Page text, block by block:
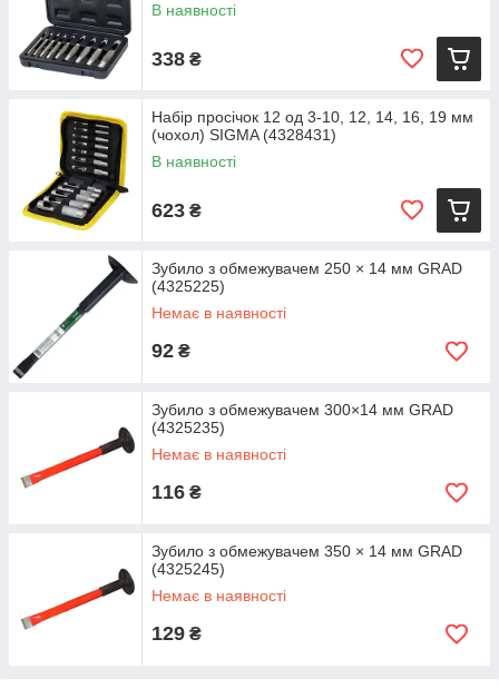
В наявності
338 ₴
Набір просічок 12 од 3-10, 12, 14, 16, 19 мм
(чохол) SIGMA (4328431)
В наявності
623 ₴
Зубило з обмежувачем 250 × 14 мм GRAD
(4325225)
Немає в наявності
92 ₴
Зубило з обмежувачем 300×14 мм GRAD
(4325235)
Немає в наявності
116 ₴
Зубило з обмежувачем 350 × 14 мм GRAD
(4325245)
Немає в наявності
129 ₴